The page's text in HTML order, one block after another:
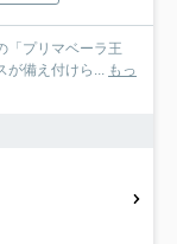
「プリマベーラ王
が備え付けら... もっ